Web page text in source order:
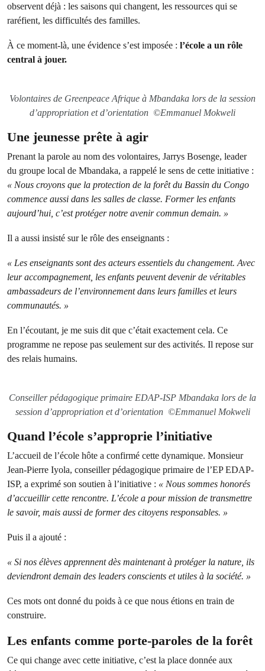
observent déjà : les saisons qui changent, les ressources qui se
raréfient, les difficultés des familles.
À ce moment-là, une évidence s’est imposée : l’école a un rôle
central à jouer.
Volontaires de Greenpeace Afrique à Mbandaka lors de la session
d’appropriation et d’orientation ©Emmanuel Mokweli
Une jeunesse prête à agir
Prenant la parole au nom des volontaires, Jarrys Bosenge, leader
du groupe local de Mbandaka, a rappelé le sens de cette initiative :
« Nous croyons que la protection de la forêt du Bassin du Congo
commence aussi dans les salles de classe. Former les enfants
aujourd’hui, c’est protéger notre avenir commun demain. »
Il a aussi insisté sur le rôle des enseignants :
« Les enseignants sont des acteurs essentiels du changement. Avec
leur accompagnement, les enfants peuvent devenir de véritables
ambassadeurs de l’environnement dans leurs familles et leurs
communautés. »
En l’écoutant, je me suis dit que c’était exactement cela. Ce
programme ne repose pas seulement sur des activités. Il repose sur
des relais humains.
Conseiller pédagogique primaire EDAP-ISP Mbandaka lors de la
session d’appropriation et d’orientation ©Emmanuel Mokweli
Quand l’école s’approprie l’initiative
L’accueil de l’école hôte a confirmé cette dynamique. Monsieur
Jean-Pierre Iyola, conseiller pédagogique primaire de l’EP EDAP-
ISP, a exprimé son soutien à l’initiative : « Nous sommes honorés
d’accueillir cette rencontre. L’école a pour mission de transmettre
le savoir, mais aussi de former des citoyens responsables. »
Puis il a ajouté :
« Si nos élèves apprennent dès maintenant à protéger la nature, ils
deviendront demain des leaders conscients et utiles à la société. »
Ces mots ont donné du poids à ce que nous étions en train de
construire.
Les enfants comme porte-paroles de la forêt
Ce qui change avec cette initiative, c’est la place donnée aux